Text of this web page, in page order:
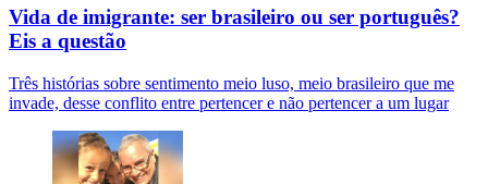
Vida de imigrante: ser brasileiro ou ser português?
Eis a questão
Três histórias sobre sentimento meio luso, meio brasileiro que me
invade, desse conflito entre pertencer e não pertencer a um lugar